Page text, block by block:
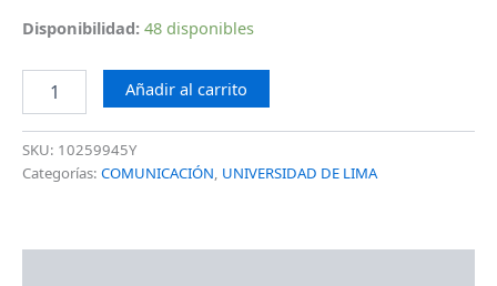
Disponibilidad: 48 disponibles
Añadir al carrito
SKU: 10259945Y
Categorías: COMUNICACIÓN, UNIVERSIDAD DE LIMA